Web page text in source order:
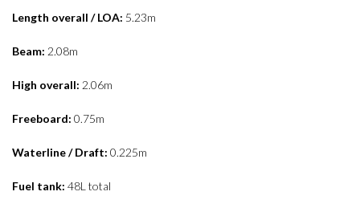
Length overall / LOA: 5.23m
Beam: 2.08m
High overall: 2.06m
Freeboard: 0.75m
Waterline / Draft: 0.225m
Fuel tank: 48L total